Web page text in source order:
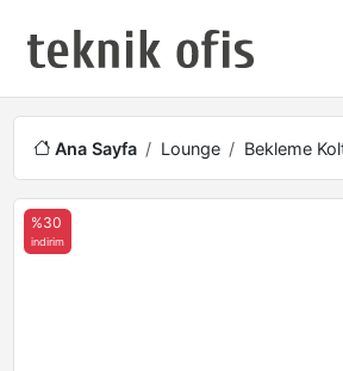
Ana Sayfa Lounge Bekleme
%30
indirim